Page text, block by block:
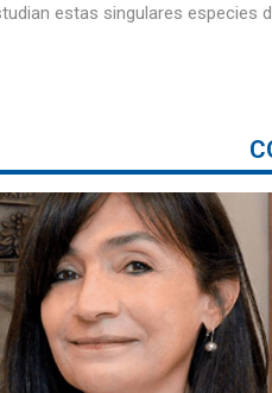
estas singulares especies